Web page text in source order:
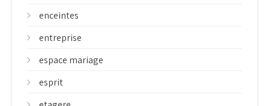
enceintes
entreprise
espace mariage
esprit